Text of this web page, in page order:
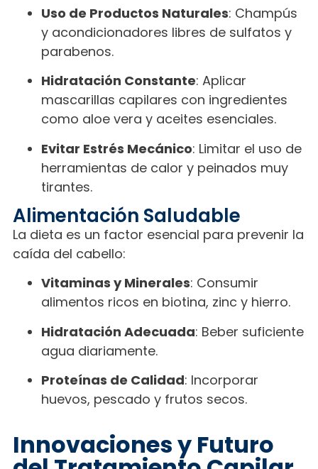
Uso de Productos Naturales: Champús
y acondicionadores libres de sulfatos y
parabenos.
Hidratación Constante: Aplicar
mascarillas capilares con ingredientes
como aloe vera y aceites esenciales.
Evitar Estrés Mecánico: Limitar el uso de
herramientas de calor y peinados muy
tirantes.
Alimentación Saludable
La dieta es un factor esencial para prevenir la
caída del cabello:
Vitaminas y Minerales: Consumir
alimentos ricos en biotina, zinc y hierro.
Hidratación Adecuada: Beber suficiente
agua diariamente.
Proteínas de Calidad: Incorporar
huevos, pescado y frutos secos.
Innovaciones y Futuro